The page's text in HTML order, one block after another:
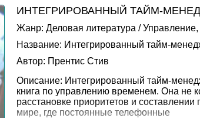
ИНТЕГРИРОВАННЫЙ ТАЙМ-
Жанр: Деловая литература /
Название: Интегрированный тайм-
Автор: Прентис Стив
Описание: Интегрированный тайм-
книга по управлению временем. Она не
расстановке приоритетов и
мире, где постоянные телефонные